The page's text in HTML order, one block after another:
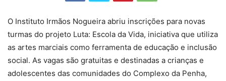
O Instituto Irmãos Nogueira abriu inscrições para novas
turmas do projeto Luta: Escola da Vida, iniciativa que utiliza
as artes marciais como ferramenta de educação e inclusão
social. As vagas são gratuitas e destinadas a crianças e
adolescentes das comunidades do Complexo da Penha,